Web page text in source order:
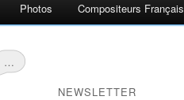
Photos Compositeurs Français
…
NEWSLETTER